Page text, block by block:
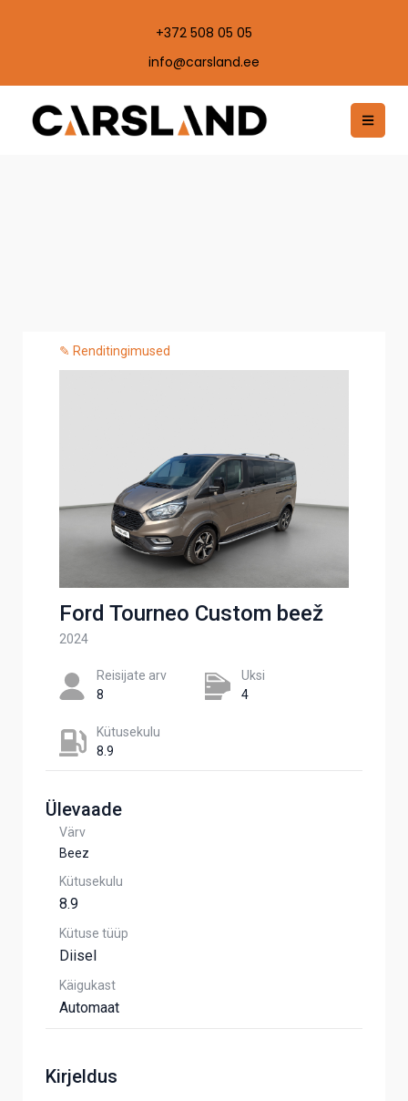
+372 508 05 05
info@carsland.ee
✎ Renditingimused
Ford Tourneo Custom beež
2024
Reisijate arv
8
Uksi
4
Kütusekulu
8.9
Ülevaade
Värv
Beez
Kütusekulu
8.9
Kütuse tüüp
Diisel
Käigukast
Automaat
Kirjeldus